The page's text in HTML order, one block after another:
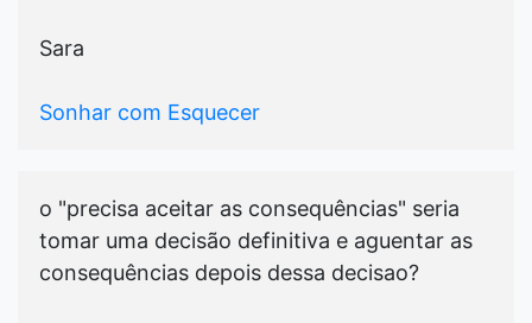
Sara
Sonhar com Esquecer
o "precisa aceitar as consequências" seria
tomar uma decisão definitiva e aguentar as
consequências depois dessa decisao?